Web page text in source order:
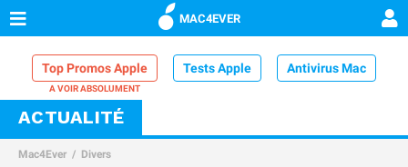
MAC4EVER
Top Promos Apple Tests Apple Antivirus Mac
VPN Mac
Comparatif iPhone
ACTUALITÉ
Mac4Ever Divers